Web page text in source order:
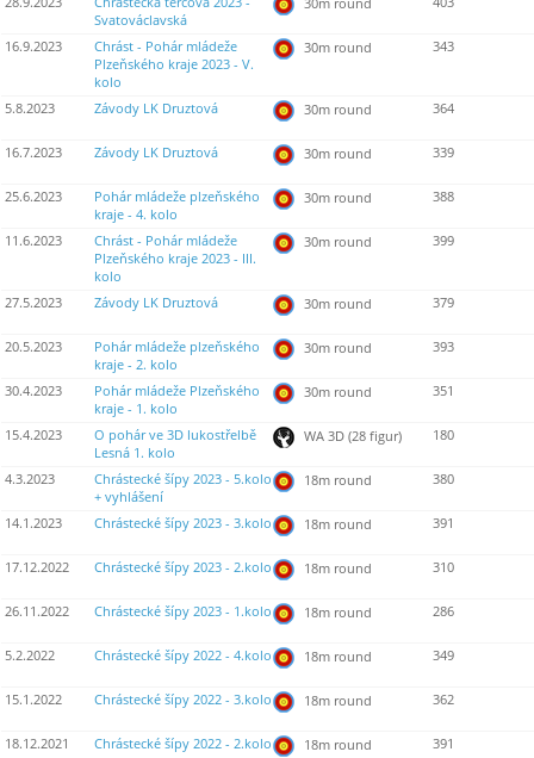
Svatováclavská
30m round
16.9.2023
Chrást - Pohár mládeže
Plzeňského kraje 2023 - V.
kolo
30m round 343
5.8.2023 Závody LK Druztová 30m round 364
16.7.2023 Závody LK Druztová 30m round 339
25.6.2023
Pohár mládeže plzeňského
kraje - 4. kolo
30m round 388
11.6.2023
Chrást - Pohár mládeže
Plzeňského kraje 2023 - III.
kolo
30m round 399
27.5.2023 Závody LK Druztová 30m round 379
20.5.2023
Pohár mládeže plzeňského
kraje - 2. kolo
30m round 393
30.4.2023
Pohár mládeže Plzeňského
kraje - 1. kolo
30m round 351
15.4.2023
O pohár ve 3D lukostřelbě
Lesná 1. kolo
WA 3D (28 figur) 180
4.3.2023
Chrástecké šípy 2023 - 5.kolo
+ vyhlášení
18m round 380
14.1.2023 Chrástecké šípy 2023 - 3.kolo 18m round 391
17.12.2022 Chrástecké šípy 2023 - 2.kolo 18m round 310
26.11.2022 Chrástecké šípy 2023 - 1.kolo 18m round 286
5.2.2022 Chrástecké šípy 2022 - 4.kolo 18m round 349
15.1.2022 Chrástecké šípy 2022 - 3.kolo 18m round 362
18.12.2021 Chrástecké šípy 2022 - 2.kolo 18m round 391